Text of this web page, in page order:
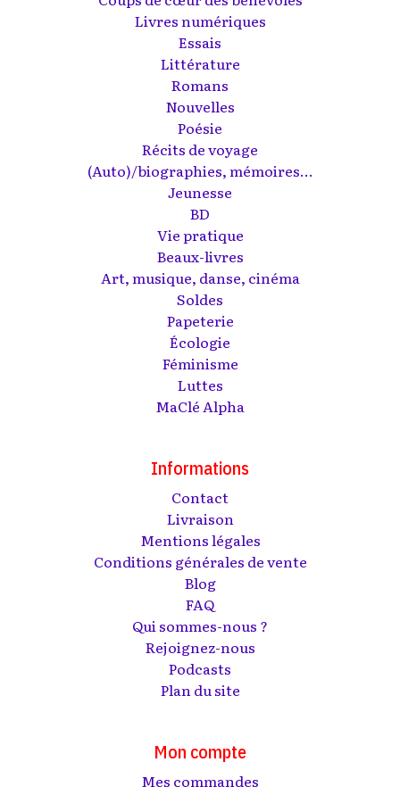
Livres numériques
Essais
Littérature
Romans
Nouvelles
Poésie
Récits de voyage
(Auto)/biographies, mémoires...
Jeunesse
BD
Vie pratique
Beaux-livres
Art, musique, danse, cinéma
Soldes
Papeterie
Écologie
Féminisme
Luttes
MaClé Alpha
Informations
Contact
Livraison
Mentions légales
Conditions générales de vente
Blog
FAQ
Qui sommes-nous ?
Rejoignez-nous
Podcasts
Plan du site
Mon compte
Mes commandes